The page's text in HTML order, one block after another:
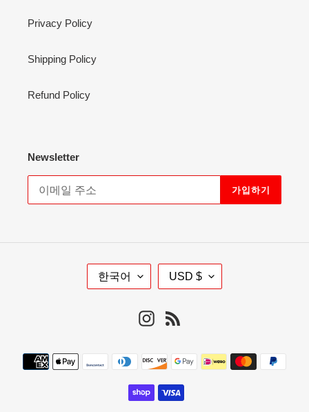
Privacy Policy
Shipping Policy
Refund Policy
Newsletter
가입하기
한국어
통
USD $
Instagram
결
제
방
법